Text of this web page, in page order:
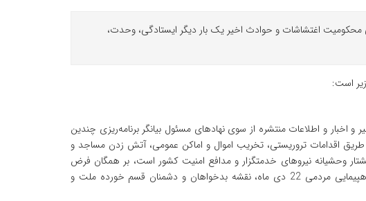
محکومیت اغتشاشات و حوادث اخیر یک بار دیگر ایستادگی، وحدت،
است:
و اطلاعات منتشره از سوی نهادهای مسئول بیانگر برنامه‌ریزی چندین
طریق اقدامات تروریستی، تخریب اموال و اماکن عمومی، آتش زدن مساجد و
وحشیانه نیروهای خدمتگزار و مدافع امنیت کشور است، بر همگان فرض
می‌دانیم که با حضوری پرشور و توأم با آگاهی و بصیرت در راهپیمایی مردمی 22 دی ماه، نقشه بدخواهان و دشمنان قسم خورده ملت و